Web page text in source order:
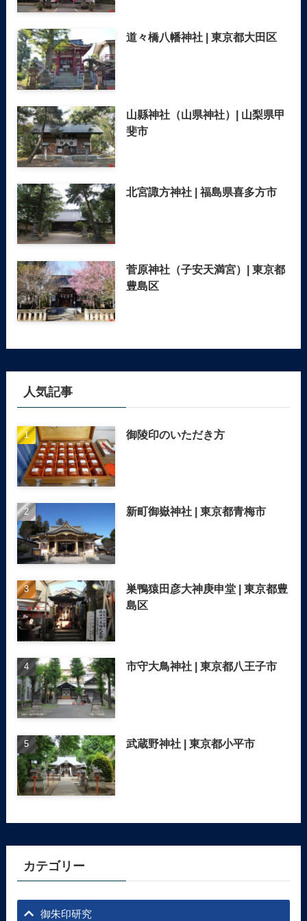
道々橋八幡神社 | 東京都大田区
山縣神社（山県神社）| 山梨県甲
斐市
北宮諏方神社 | 福島県喜多方市
菅原神社（子安天満宮）| 東京都
豊島区
人気記事
御陵印のいただき方
新町御嶽神社 | 東京都青梅市
巣鴨猿田彦大神庚申堂 | 東京都豊
島区
市守大鳥神社 | 東京都八王子市
武蔵野神社 | 東京都小平市
カテゴリー
御朱印研究